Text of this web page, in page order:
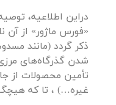
دراین اطلاعیه،
«فورس ماژور» از
ذکر گردد (مانند
شدن گذرگاه‌های
تأمین محصولات از
غیره…) ، تا که